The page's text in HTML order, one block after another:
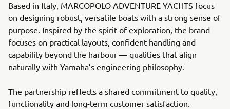
Based in Italy, MARCOPOLO ADVENTURE YACHTS focus
on designing robust, versatile boats with a strong sense of
purpose. Inspired by the spirit of exploration, the brand
focuses on practical layouts, confident handling and
capability beyond the harbour — qualities that align
naturally with Yamaha’s engineering philosophy.
The partnership reflects a shared commitment to quality,
functionality and long-term customer satisfaction.